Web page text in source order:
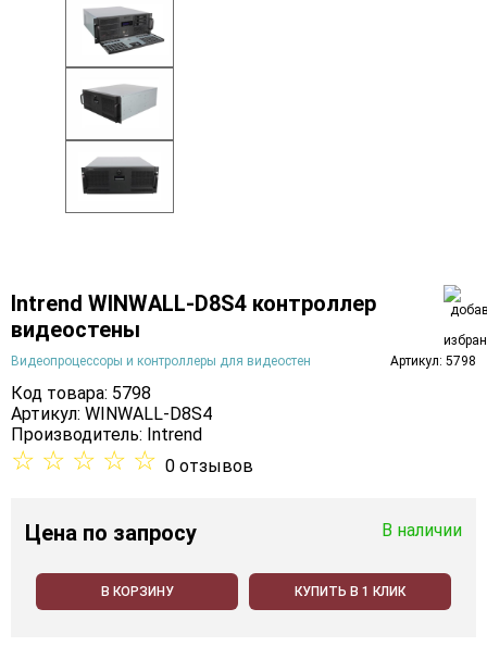
Intrend WINWALL-D8S4 контроллер
видеостены
Видеопроцессоры и контроллеры для видеостен Артикул: 5798
Код товара: 5798
Артикул: WINWALL-D8S4
Производитель: Intrend
☆ ☆ ☆ ☆ ☆ 0 отзывов
Цена по запросу В наличии
В КОРЗИНУ КУПИТЬ В 1 КЛИК